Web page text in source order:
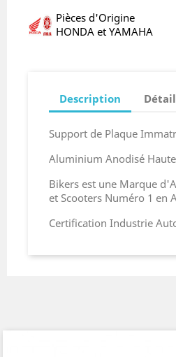
Pièces d'Origine
HONDA et YAMAHA
Description
Support de Plaque
Aluminium Anodisé
Bikers est une Marque
et Scooters Numéro 1 en
Certification Industrie